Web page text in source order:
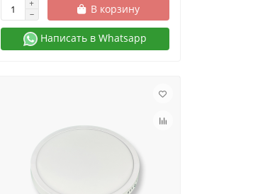
В корзину
Написать в Whatsapp